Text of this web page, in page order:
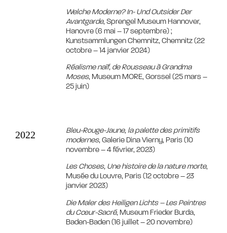
Welche Moderne? In- Und Outsider Der
Avantgarde, Sprengel Museum Hannover,
Hanovre (6 mai – 17 septembre) ;
Kunstsammlungen Chemnitz, Chemnitz (22
octobre – 14 janvier 2024)
Réalisme naïf, de Rousseau à Grandma
Moses, Museum MORE, Gorssel (25 mars –
25 juin)
2022
Bleu-Rouge-Jaune, la palette des primitifs
modernes, Galerie Dina Vierny, Paris (10
novembre – 4 février, 2023)
Les Choses, Une histoire de la nature morte,
Musée du Louvre, Paris (12 octobre – 23
janvier 2023)
Die Maler des Heiligen Lichts –Les Peintres
du Cœur-Sacré, Museum Frieder Burda,
Baden-Baden (16 juillet – 20 novembre)